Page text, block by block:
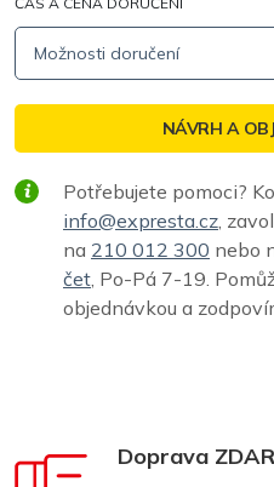
Potřebujete pomoci?
info@expresta.cz,
na 210 012 300 nebo
čet, Po-Pá 7-19.
objednávkou a
Možnosti doručení
NÁVRH A
Doprava